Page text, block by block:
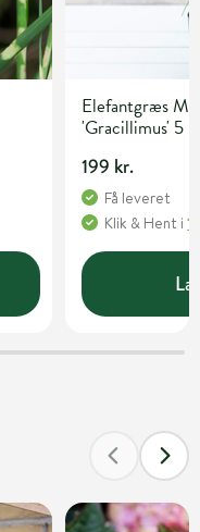
Elefantgræs
'Gracillimus' 5
199 kr.
Få leveret
Klik & Hent i